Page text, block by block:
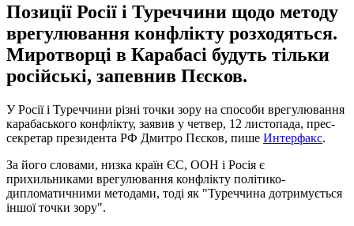
Позиції Росії і Туреччини щодо методу
врегулювання конфлікту розходяться.
Миротворці в Карабасі будуть тільки
російські, запевнив Пєсков.
У Росії і Туреччини різні точки зору на способи врегулювання
карабаського конфлікту, заявив у четвер, 12 листопада, прес-
секретар президента РФ Дмитро Пєсков, пише Интерфакс.
За його словами, низка країн ЄС, ООН і Росія є
прихильниками врегулювання конфлікту політико-
дипломатичними методами, тоді як "Туреччина дотримується
іншої точки зору".